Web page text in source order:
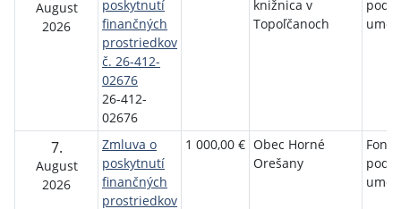
August
2026
poskytnutí
finančných
prostriedkov
č. 26-412-
02676
26-412-
02676
knižnica v
Topoľčanoch
7.
August
2026
Zmluva o
poskytnutí
finančných
prostriedkov
1 000,00 € Obec Horné
Orešany
Fond